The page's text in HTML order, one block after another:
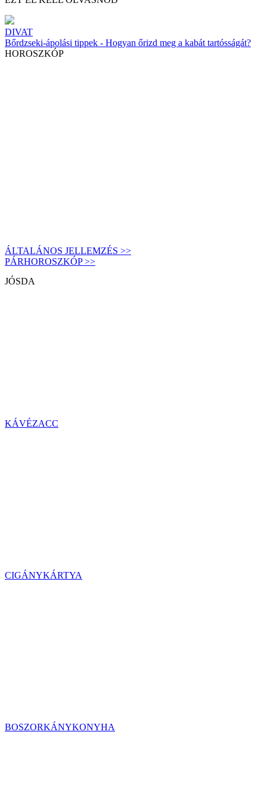
DIVAT
Bőrdzseki-ápolási tippek - Hogyan őrizd meg a kabát tartósságát?
HOROSZKÓP
ÁLTALÁNOS JELLEMZÉS >>
PÁRHOROSZKÓP >>
JÓSDA
KÁVÉZACC
CIGÁNYKÁRTYA
BOSZORKÁNYKONYHA